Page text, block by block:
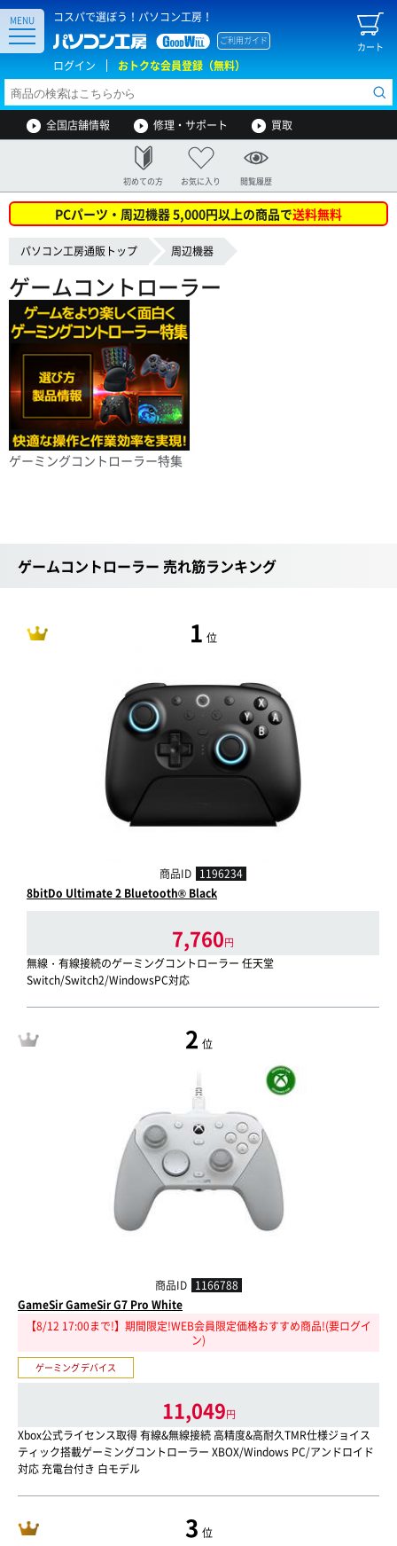
コスパで選ぼう！パソコン工房！
カート
ご利用ガイド
ログイン おトクな会員登録（無料）
MENU
全国店舗情報 修理・サポート 買取
初めての方 お気に入り 閲覧履歴
PCパーツ・周辺機器 5,000円以上の商品で送料無料
パソコン工房通販トップ 周辺機器
ゲームコントローラー
ゲーミングコントローラー特集
ゲームコントローラー 売れ筋ランキング
1 位
商品ID 1196234
8bitDo Ultimate 2 Bluetooth® Black
7,760円
無線・有線接続のゲーミングコントローラー 任天堂
Switch/Switch2/WindowsPC対応
2 位
商品ID 1166788
GameSir GameSir G7 Pro White
【8/12 17:00まで!】期間限定!WEB会員限定価格おすすめ商品!(要ログイ
ン)
ゲーミングデバイス
11,049円
Xbox公式ライセンス取得 有線&無線接続 高精度&高耐久TMR仕様ジョイス
ティック搭載ゲーミングコントローラー XBOX/Windows PC/アンドロイド
対応 充電台付き 白モデル
3 位